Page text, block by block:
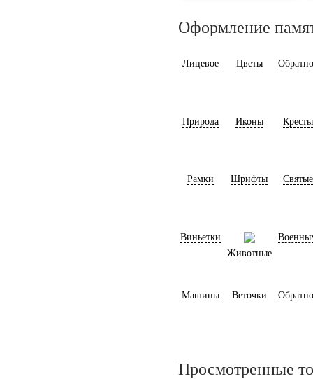
Оформление
Лицевое Цветы
Природа Иконы Кресты
Рамки Шрифты Святые
Виньетки
Животные
Машины Веточки
Просмотренные